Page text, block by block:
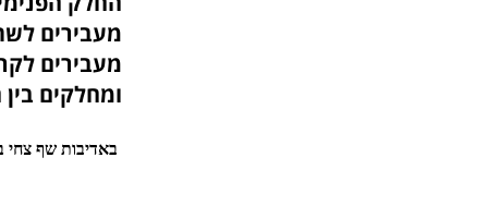
מעבירים
מעבירים
ומחלקים
באדיבות שף